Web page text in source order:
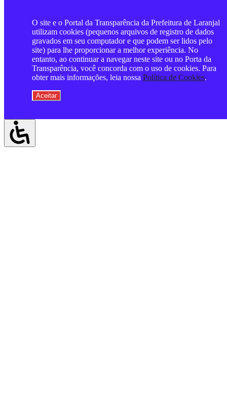
O site e o Portal da Transparência da Prefeitura de Laranjal
utilizam cookies (pequenos arquivos de registro de dados
gravados em seu computador e que podem ser lidos pelo
site) para lhe proporcionar a melhor experiência. No
entanto, ao continuar a navegar neste site ou no Porta da
Transparência, você concorda com o uso de cookies. Para
obter mais informações, leia nossa Política de Cookies.
Aceitar